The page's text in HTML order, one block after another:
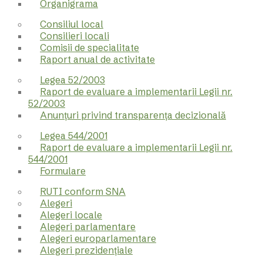
Organigrama
Consiliul local
Consilieri locali
Comisii de specialitate
Raport anual de activitate
Legea 52/2003
Raport de evaluare a implementarii Legii nr.
52/2003
Anunțuri privind transparența decizională
Legea 544/2001
Raport de evaluare a implementarii Legii nr.
544/2001
Formulare
RUTI conform SNA
Alegeri
Alegeri locale
Alegeri parlamentare
Alegeri europarlamentare
Alegeri prezidențiale